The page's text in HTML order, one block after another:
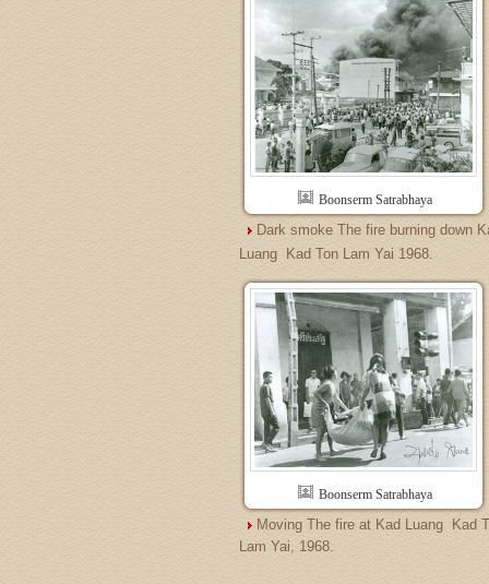
Boonserm Satrabhaya
Dark smoke The fire burning down
Luang  Kad Ton Lam Yai 1968.
Boonserm Satrabhaya
Moving The fire at Kad Luang  Kad
Lam Yai, 1968.